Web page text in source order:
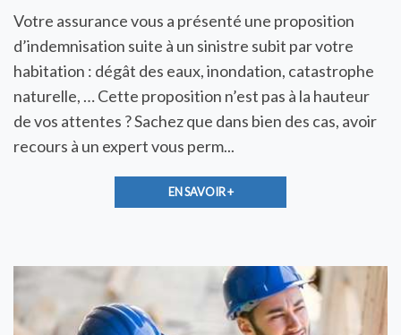
Votre assurance vous a présenté une proposition
d’indemnisation suite à un sinistre subit par votre
habitation : dégât des eaux, inondation, catastrophe
naturelle, … Cette proposition n’est pas à la hauteur
de vos attentes ? Sachez que dans bien des cas, avoir
recours à un expert vous perm...
EN SAVOIR +